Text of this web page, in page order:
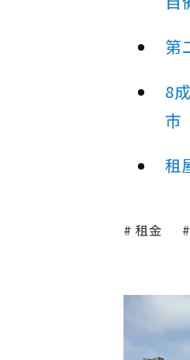
第
8
市
租
租金